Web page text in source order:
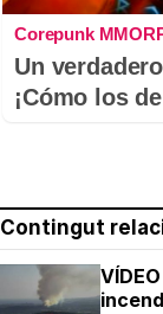
Corepunk
Un
¡Cómo los
Contingut